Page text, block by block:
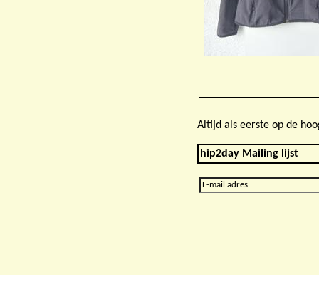
Altijd als eerste op de
hip2day Mailing lijst